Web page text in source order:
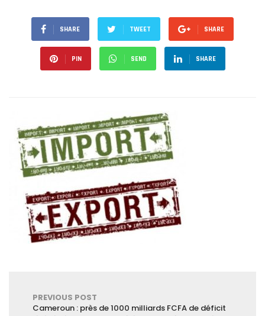
SHARE TWEET SHARE
PIN SEND SHARE
PREVIOUS POST
Cameroun : près de 1000 milliards FCFA de déficit